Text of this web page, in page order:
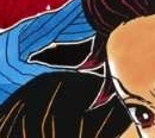
＿＿「信者は信
が吸血鬼だと」
別れから時が
人間達の物語が
る！！最終20